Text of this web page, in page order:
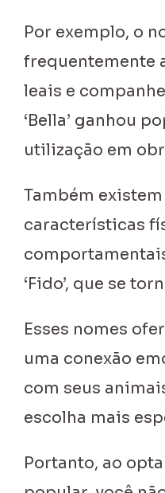
Por exemplo, o
frequentemente
leais e
‘Bella’ ganhou
utilização em
Também
características
‘Fido’, que se
Esses nomes
uma conexão
com seus
escolha mais
Portanto, ao